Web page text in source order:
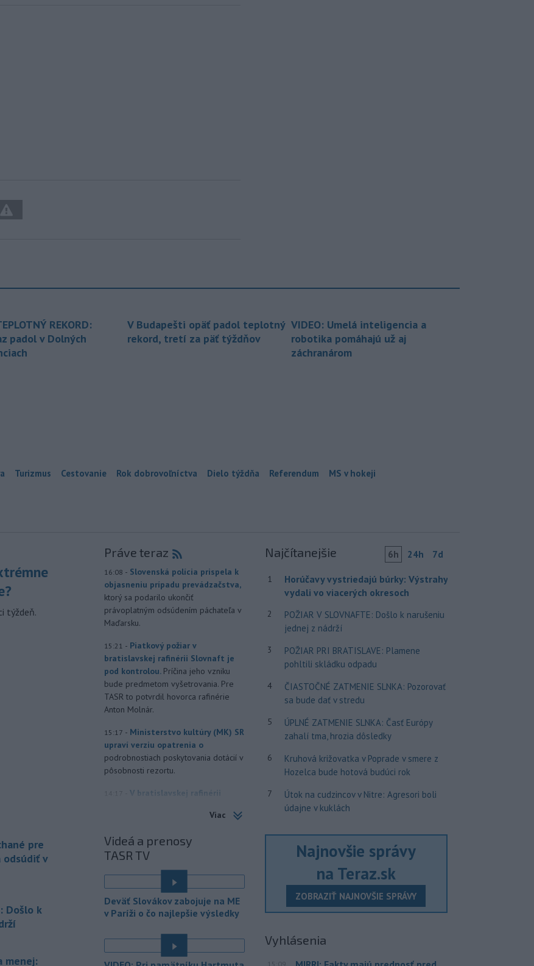
REKORD:
padol v Dolných
V Budapešti opäť padol teplotný
rekord, tretí za päť týždňov
VIDEO: Umelá inteligencia a
robotika pomáhajú už aj
záchranárom
Turizmus Cestovanie Rok dobrovoľníctva Dielo týždňa Referendum MS v hokeji
týždeň.
pre
odsúdiť v
Došlo k
menej:
Práve teraz
16:08 - Slovenská polícia prispela k
objasneniu prípadu prevádzačstva,
ktorý sa podarilo ukončiť
právoplatným odsúdením páchateľa v
Maďarsku.
15:21 - Piatkový požiar v
bratislavskej rafinérii Slovnaft je
pod kontrolou. Príčina jeho vzniku
bude predmetom vyšetrovania. Pre
TASR to potvrdil hovorca rafinérie
Anton Molnár.
15:17 - Ministerstvo kultúry (MK) SR
upraví verziu opatrenia o
podrobnostiach poskytovania dotácií v
pôsobnosti rezortu.
V bratislavskej rafinérii
TASR o tom informovala
nebezpečenstvo.
na festivale môže byť vyššia
úroveň hluku. Je preto dobré držať sa
ďalej od reproduktorov, používať
chrániče sluchu či dodržiavať
12:49 - Podporu kandidatúre
Viac
Videá a prenosy
TASR TV
Deväť Slovákov zabojuje na ME
v Paríži o čo najlepšie výsledky
Najčítanejšie 6h 24h 7d
1
Horúčavy vystriedajú búrky: Výstrahy
vydali vo viacerých okresoch
2
POŽIAR V SLOVNAFTE: Došlo k narušeniu
jednej z nádrží
3
POŽIAR PRI BRATISLAVE: Plamene
pohltili skládku odpadu
4
ČIASTOČNÉ ZATMENIE SLNKA: Pozorovať
sa bude dať v stredu
5
ÚPLNÉ ZATMENIE SLNKA: Časť Európy
zahalí tma, hrozia dôsledky
6
Kruhová križovatka v Poprade v smere z
Hozelca bude hotová budúci rok
7
Útok na cudzincov v Nitre: Agresori boli
údajne v kuklách
Najnovšie správy
na Teraz.sk
ZOBRAZIŤ NAJNOVŠIE SPRÁVY
Vyhlásenia
15:09